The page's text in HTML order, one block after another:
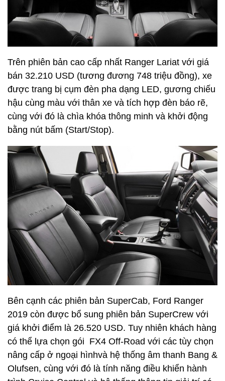
Trên phiên bản cao cấp nhất Ranger Lariat với giá
bán 32.210 USD (tương đương 748 triệu đồng), xe
được trang bị cụm đèn pha dạng LED, gương chiếu
hậu cùng màu với thân xe và tích hợp đèn báo rẽ,
cùng với đó là chìa khóa thông minh và khởi động
bằng nút bấm (Start/Stop).
Bên cạnh các phiên bản SuperCab, Ford Ranger
2019 còn được bổ sung phiên bản SuperCrew với
giá khởi điểm là 26.520 USD. Tuy nhiên khách hàng
có thể lựa chọn gói FX4 Off-Road với các tùy chọn
nâng cấp ở ngoại hìnhvà hệ thống âm thanh Bang &
Olufsen, cùng với đó là tính năng điều khiển hành